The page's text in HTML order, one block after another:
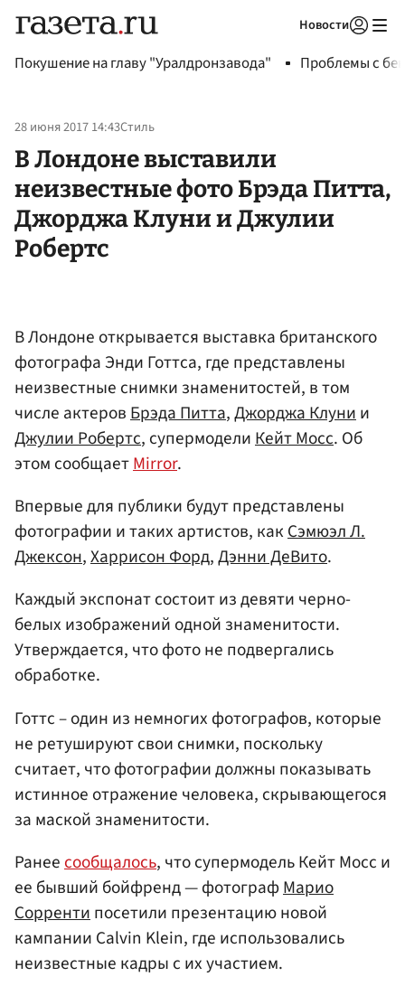
Новости
Покушение на главу "Уралдронзавода" Проблемы с
28 июня 2017 14:43Стиль
В Лондоне выставили
неизвестные фото Брэда Питта,
Джорджа Клуни и Джулии
Робертс
В Лондоне открывается выставка британского
фотографа Энди Готтса, где представлены
неизвестные снимки знаменитостей, в том
числе актеровБрэда Питта,Джорджа Клунии
Джулии Робертс, супермоделиКейт Мосс. Об
этом сообщаетMirror.
Впервые для публики будут представлены
фотографии и таких артистов, какСэмюэл Л.
Джексон,Харрисон Форд,Дэнни ДеВито.
Каждый экспонат состоит из девяти черно-
белых изображений одной знаменитости.
Утверждается, что фото не подвергались
обработке.
Готтс – один из немногих фотографов, которые
не ретушируют свои снимки, поскольку
считает, что фотографии должны показывать
истинное отражение человека, скрывающегося
за маской знаменитости.
Ранеесообщалось, что супермодель Кейт Мосс и
ее бывший бойфренд — фотографМарио
Соррентипосетили презентацию новой
кампании Calvin Klein, где использовались
неизвестные кадры с их участием.